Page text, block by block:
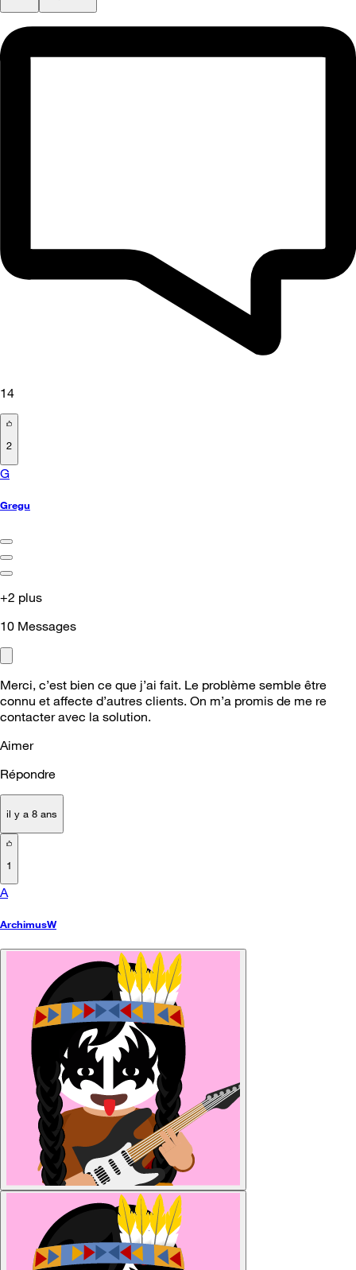
14
2
G
Gregu
+2 plus
10 Messages
Merci, c’est bien ce que j’ai fait. Le problème semble être
connu et affecte d’autres clients. On m’a promis de me re
contacter avec la solution.
Aimer
Répondre
il y a 8 ans
1
A
ArchimusW